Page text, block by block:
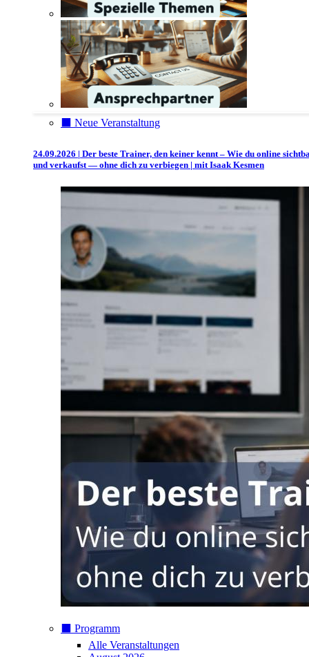
⬛️ Neue Veranstaltung
24.09.2026 | Der beste Trainer, den keiner kennt – Wie du online
und verkaufst — ohne dich zu verbiegen | mit Isaak Kesmen
⬛️ Programm
Alle Veranstaltungen